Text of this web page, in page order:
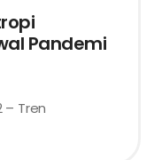
Pandemi
– Tren